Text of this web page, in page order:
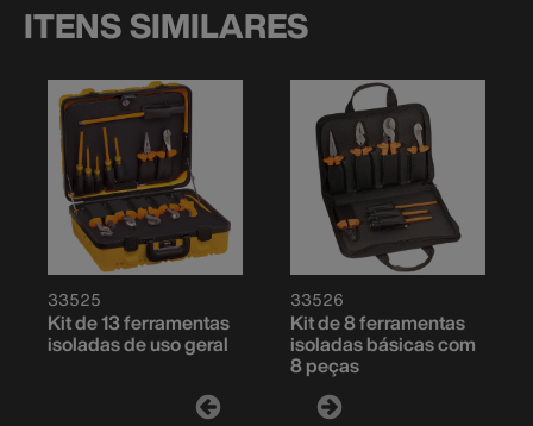
ITENS SIMILARES
33525
Kit de 13 ferramentas
isoladas de uso geral
33526
Kit de 8 ferramentas
isoladas básicas com
8 peças